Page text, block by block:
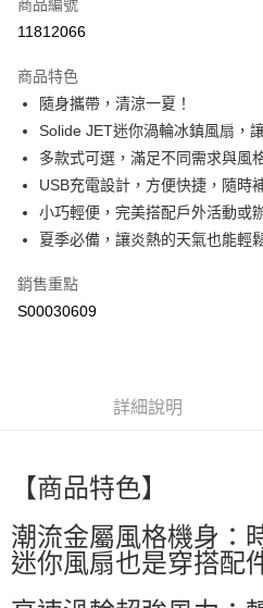
超商取貨付款
Apple Pay
街口支付
全盈+PAY
ATM付款
全家付款取貨
每筆NT$60，滿NT$599(含以上)免運
每筆NT$60，滿NT$599(含以上)免運
每筆NT$60，滿NT$599(含以上)免
商品編號
11812066
商品特色
隨身攜帶，清涼一夏！
Solide JET迷你渦輪冰鎮風扇，
多款式可選，滿足不同需求與風
USB充電設計，方便快捷，隨時
小巧輕便，完美搭配戶外活動或
夏季必備，讓炎熱的天氣也能輕
銷售重點
S00030609
詳細說明
【商品特色】
潮流金屬風格機身：
迷你風扇也是穿搭配